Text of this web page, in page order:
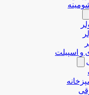
و اسپیلت